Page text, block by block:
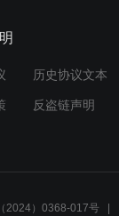
历史协议文本
反盗链声明
2024）0368-017号